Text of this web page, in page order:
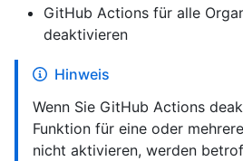
GitHub Actions für alle
deaktivieren
Hinweis
Wenn Sie GitHub Actions
Funktion für eine oder
nicht aktivieren, werden